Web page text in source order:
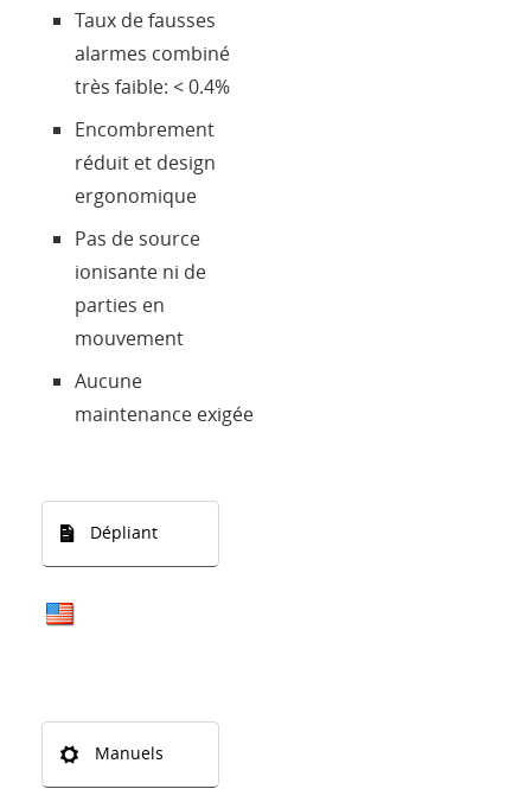
Taux de fausses
alarmes combiné
très faible: < 0.4%
Encombrement
réduit et design
ergonomique
Pas de source
ionisante ni de
parties en
mouvement
Aucune
maintenance exigée
Dépliant
Manuels